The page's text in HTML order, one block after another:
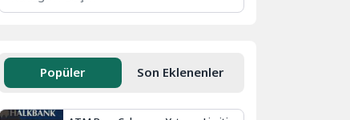
Popüler Son Eklenenler